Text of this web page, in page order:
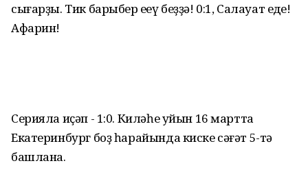
сығарҙы. Тик барыбер еңеү беҙҙә! 0:1, Салауат еңде!
Афарин!
Серияла иҫәп - 1:0. Киләһе уйын 16 мартта
Екатеринбург боҙ һарайында киске сәғәт 5-тә
башлана.